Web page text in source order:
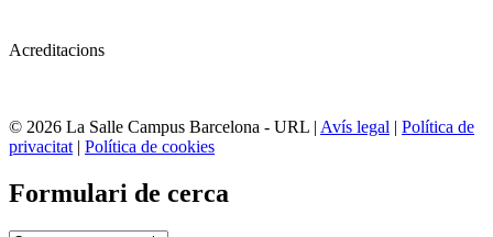
Acreditacions
© 2026 La Salle Campus Barcelona - URL | Avís legal | Política de
privacitat| Política de cookies
Formulari de cerca